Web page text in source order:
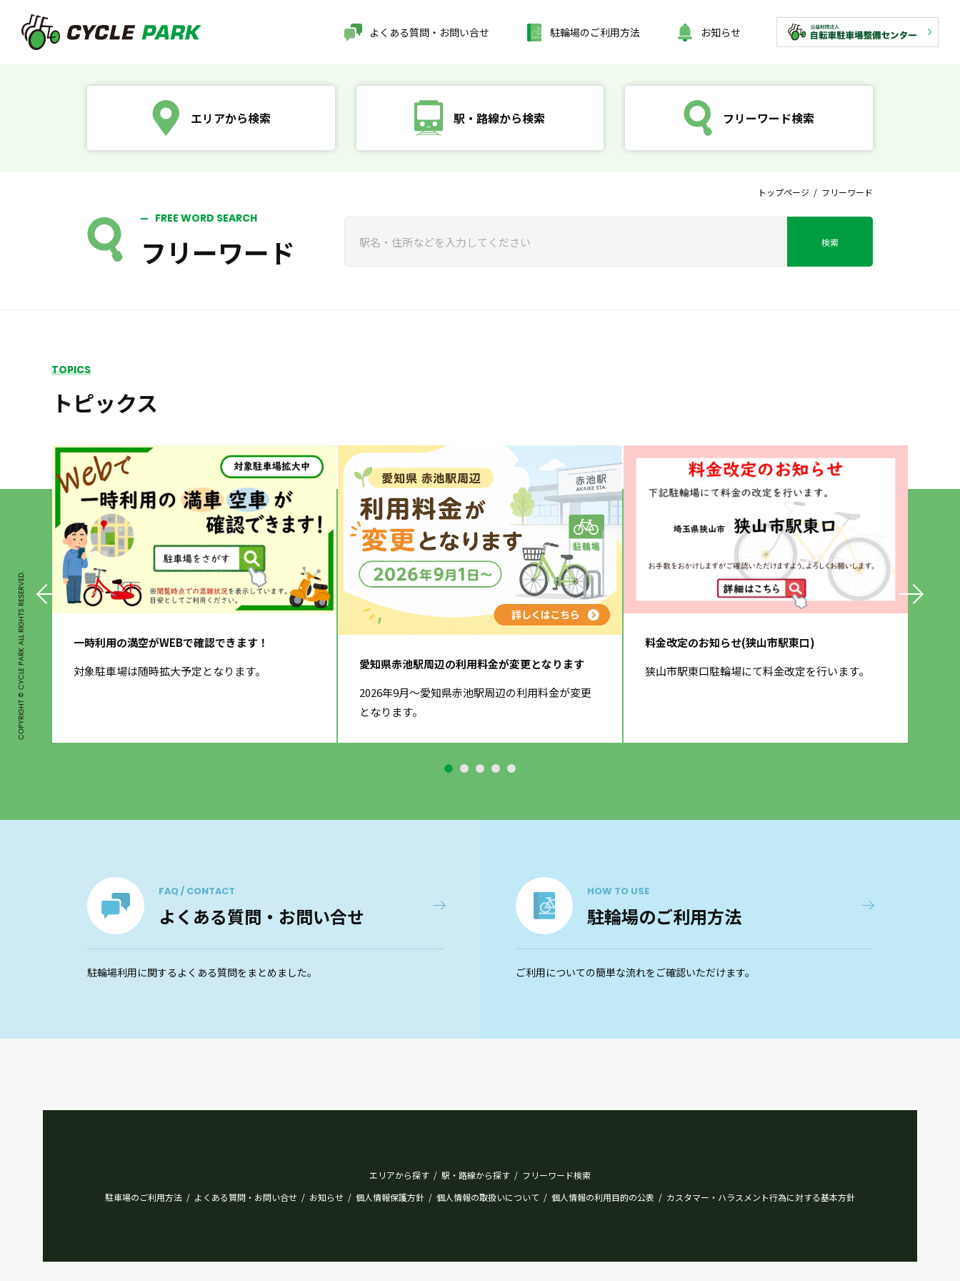
よくある質問・お問い合せ 駐輪場のご利用方法 お知らせ
エリアから検索 駅・路線から検索 フリーワード検索
トップページ / フリーワード
FREE WORD SEARCH
フリーワード 検索
TOPICS
トピックス
デ
一時利用の満空がWEBで確認できます！
対象駐車場は随時拡大予定となります。
愛知県赤池駅周辺の利用料金が変更となります
2026年9月～愛知県赤池駅周辺の利用料金が変更
となります。
料金改定のお知らせ(狭山市駅東口)
狭山市駅東口駐輪場にて料金改定を行います。
FAQ / CONTACT
よくある質問・お問い合せ
駐輪場利用に関するよくある質問をまとめました。
HOW TO USE
駐輪場のご利用方法
ご利用についての簡単な流れをご確認いただけます。
エリアから探す / 駅・路線から探す / フリーワード検索
駐車場のご利用方法 / よくある質問・お問い合せ / お知らせ / 個人情報保護方針 / 個人情報の取扱いについて / 個人情報の利用目的の公表 / カスタマー・ハラスメント行為に対する基本方針
COPYRIGHT © CYCLE PARK ALL RIGHTS RESERVED.